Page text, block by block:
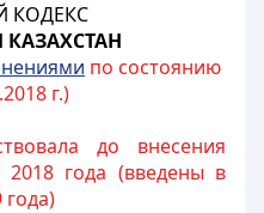
КОДЕКС
по состоянию
г.)
до внесения
года (введены в
года)